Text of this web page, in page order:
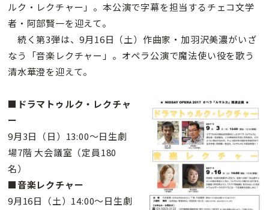
ルク・レクチャー」。本公演で字幕を担当するチェコ文学
者・阿部賢一を迎えて。
続く第3弾は、9月16日（土）作曲家・加羽沢美濃がいざ
なう「音楽レクチャー」。オペラ公演で魔法使い役を歌う
清水華澄を迎えて。
■ドラマトゥルク・レクチャ
ー
9月3日（日）13:00〜日生劇
場7階 大会議室（定員180
名）
■音楽レクチャー
9月16日（土）14:00〜日生劇